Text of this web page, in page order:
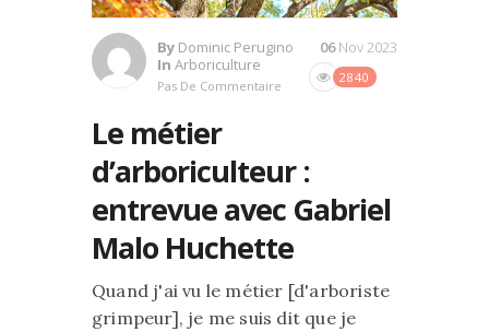
By Dominic Perugino
In Arboriculture
Pas De Commentaire
2840
06Nov 2023
Le métier
d’arboriculteur :
entrevue avec Gabriel
Malo Huchette
Quand j'ai vu le métier [d'arboriste
grimpeur], je me suis dit que je